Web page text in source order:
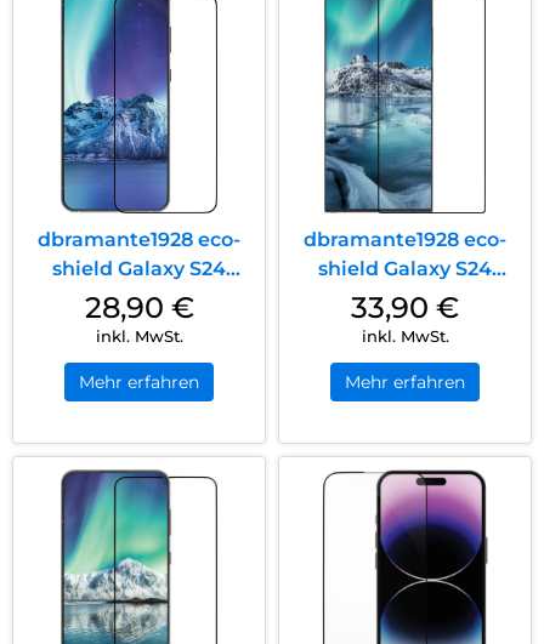
dbramante1928 eco-
shield Galaxy S24
Schwarz
28,90 €
inkl. MwSt.
Mehr erfahren
dbramante1928 eco-
shield Galaxy S24
Ultra Schwarz
33,90 €
inkl. MwSt.
Mehr erfahren